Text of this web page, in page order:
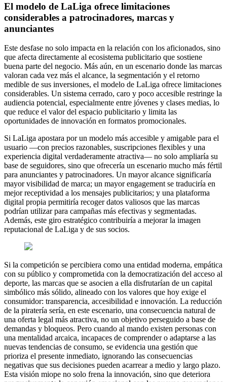
El modelo de LaLiga ofrece limitaciones
considerables a patrocinadores, marcas y
anunciantes
Este desfase no solo impacta en la relación con los aficionados, sino
que afecta directamente al ecosistema publicitario que sostiene
buena parte del negocio. Más aún, en un escenario donde las marcas
valoran cada vez más el alcance, la segmentación y el retorno
medible de sus inversiones, el modelo de LaLiga ofrece limitaciones
considerables. Un sistema cerrado, caro y poco accesible restringe la
audiencia potencial, especialmente entre jóvenes y clases medias, lo
que reduce el valor del espacio publicitario y limita las
oportunidades de innovación en formatos promocionales.
Si LaLiga apostara por un modelo más accesible y amigable para el
usuario —con precios razonables, suscripciones flexibles y una
experiencia digital verdaderamente atractiva— no solo ampliaría su
base de seguidores, sino que ofrecería un escenario mucho más fértil
para anunciantes y patrocinadores. Un mayor alcance significaría
mayor visibilidad de marca; un mayor engagement se traduciría en
mejor receptividad a los mensajes publicitarios; y una plataforma
digital propia permitiría recoger datos valiosos que las marcas
podrían utilizar para campañas más efectivas y segmentadas.
Además, este giro estratégico contribuiría a mejorar la imagen
reputacional de LaLiga y de sus socios.
Si la competición se percibiera como una entidad moderna, empática
con su público y comprometida con la democratización del acceso al
deporte, las marcas que se asocien a ella disfrutarían de un capital
simbólico más sólido, alineado con los valores que hoy exige el
consumidor: transparencia, accesibilidad e innovación. La reducción
de la piratería sería, en este escenario, una consecuencia natural de
una oferta legal más atractiva, no un objetivo perseguido a base de
demandas y bloqueos. Pero cuando al mando existen personas con
una mentalidad arcaica, incapaces de comprender o adaptarse a las
nuevas tendencias de consumo, se evidencia una gestión que
prioriza el presente inmediato, ignorando las consecuencias
negativas que sus decisiones pueden acarrear a medio y largo plazo.
Esta visión miope no solo frena la innovación, sino que deteriora